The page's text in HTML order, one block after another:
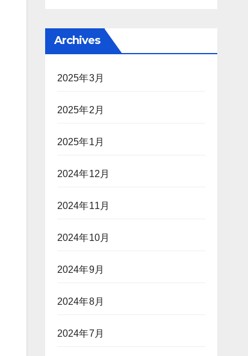
Archives
2025年3月
2025年2月
2025年1月
2024年12月
2024年11月
2024年10月
2024年9月
2024年8月
2024年7月